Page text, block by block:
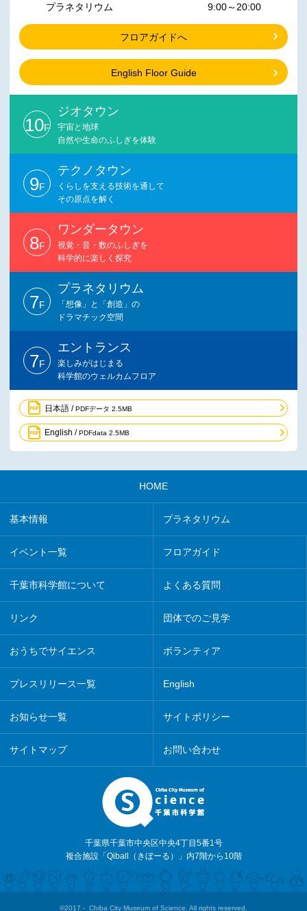
プラネタリウム
9:00～20:00
フロアガイドへ
English Floor Guide
10F
ジオタウン
宇宙と地球
自然や生命のふしぎを体験
9F
テクノタウン
くらしを支える技術を通して
その原点を解く
8F
ワンダータウン
視覚・音・数のふしぎを
科学的に楽しく探究
7F
プラネタリウム
「想像」と「創造」の
ドラマチック空間
7F
エントランス
楽しみがはじまる
科学館のウェルカムフロア
日本語 /PDFデータ 2.5MB
English / PDFdata 2.5MB
HOME
基本情報 プラネタリウム
イベント一覧 フロアガイド
千葉市科学館について よくある質問
リンク 団体でのご見学
おうちでサイエンス ボランティア
プレスリリース一覧 English
お知らせ一覧 サイトポリシー
サイトマップ お問い合わせ
千葉県千葉市中央区中央4丁目5番1号
複合施設「Qiball（きぼーる）」内7階から10階
©2017 - Chiba City Museum of Science. All rights reserved.